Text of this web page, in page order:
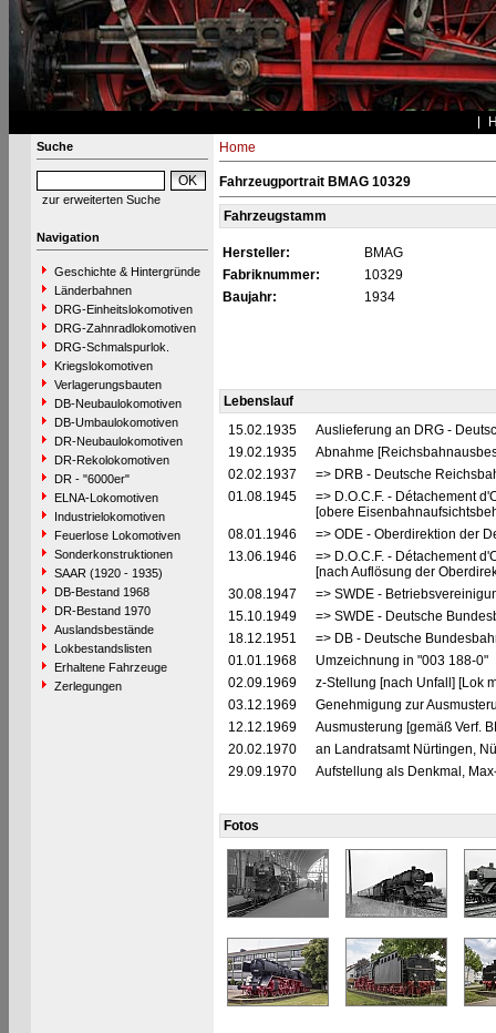
Suche
zur erweiterten Suche
Navigation
Geschichte & Hintergründe
Länderbahnen
DRG-Einheitslokomotiven
DRG-Zahnradlokomotiven
DRG-Schmalspurlok.
Kriegslokomotiven
Verlagerungsbauten
DB-Neubaulokomotiven
DB-Umbaulokomotiven
DR-Neubaulokomotiven
DR-Rekolokomotiven
DR - "6000er"
ELNA-Lokomotiven
Industrielokomotiven
Feuerlose Lokomotiven
Sonderkonstruktionen
SAAR (1920 - 1935)
DB-Bestand 1968
DR-Bestand 1970
Auslandsbestände
Lokbestandslisten
Erhaltene Fahrzeuge
Zerlegungen
Home
Fahrzeugportrait BMAG 10329
Fahrzeugstamm
Hersteller:
BMAG
Fabriknummer:
10329
Baujahr:
1934
Lebenslauf
15.02.1935
Auslieferung an DRG -
19.02.1935
Abnahme
02.02.1937
=> DRB - Deutsche
01.08.1945
=> D.O.C.F. - Détachement
[obere
08.01.1946
=> ODE - Oberdirektion der
13.06.1946
=> D.O.C.F. - Détachement
[nach Auflösung der
30.08.1947
=> SWDE -
15.10.1949
=> SWDE - Deutsche
18.12.1951
=> DB - Deutsche
01.01.1968
Umzeichnung in "003 188-0"
02.09.1969
z-Stellung [nach Unfall] [Lok
03.12.1969
Genehmigung zur
12.12.1969
Ausmusterung [gemäß Verf.
20.02.1970
an Landratsamt Nürtingen,
29.09.1970
Aufstellung als Denkmal,
Fotos